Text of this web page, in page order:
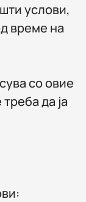
услови,
време на
со овие
да ја